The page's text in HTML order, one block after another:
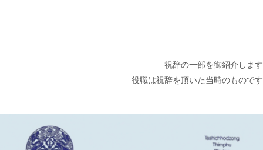
祝辞の一部を御紹介します
役職は祝辞を頂いた当時のものです